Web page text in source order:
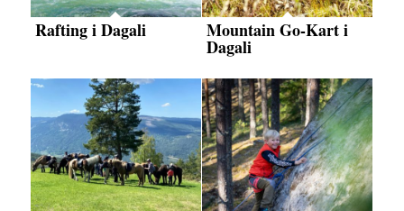
Rafting i Dagali Mountain Go-Kart i
Dagali